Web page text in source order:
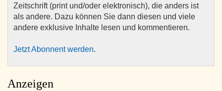
Zeitschrift (print und/oder elektronisch), die anders ist
als andere. Dazu können Sie dann diesen und viele
andere exklusive Inhalte lesen und kommentieren.
Jetzt Abonnent werden.
Anzeigen